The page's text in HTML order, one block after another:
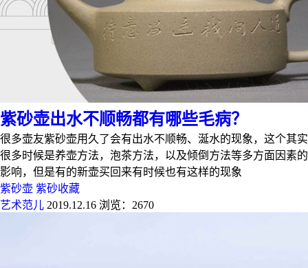
紫砂壶出水不顺畅都有哪些毛病？
很多壶友紫砂壶用久了会有出水不顺畅、涎水的现象，这个其实
很多时候是养壶方法，泡茶方法，以及倾倒方法等多方面因素的
影响，但是有的新壶买回来有时候也有这样的现象
紫砂壶 紫砂收藏
艺术范儿 2019.12.16 浏览：2670